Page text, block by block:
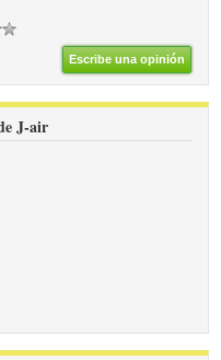
Escribe una opinión
J-air